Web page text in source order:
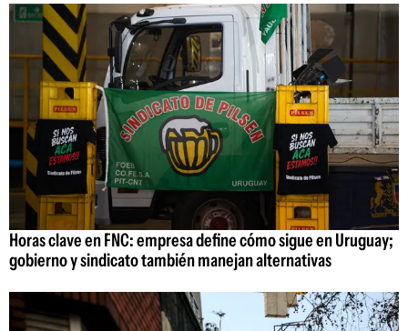
Horas clave en FNC: empresa define cómo sigue en Uruguay;
gobierno y sindicato también manejan alternativas